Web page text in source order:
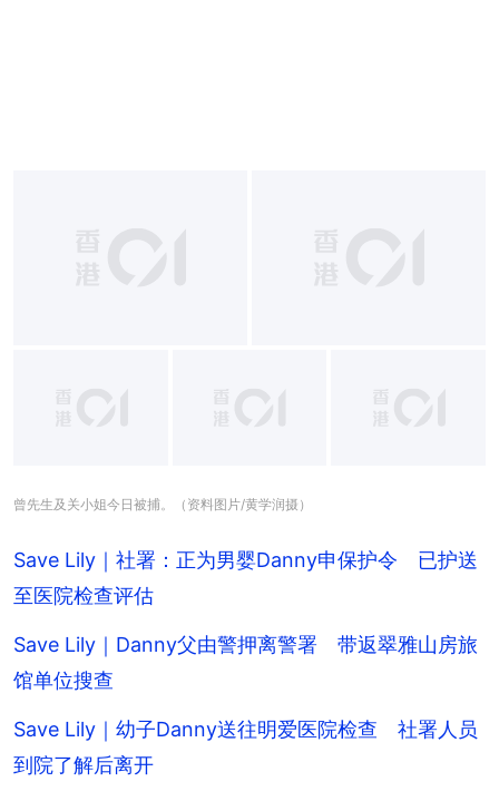
曾先生及关小姐今日被捕。（资料图片/黄学润摄）
Save Lily｜社署：正为男婴Danny申保护令 已护送
至医院检查评估
Save Lily｜Danny父由警押离警署 带返翠雅山房旅
馆单位搜查
Save Lily｜幼子Danny送往明爱医院检查 社署人员
到院了解后离开